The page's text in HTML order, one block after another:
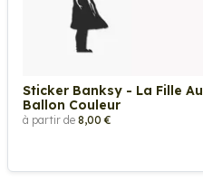
Sticker Banksy - La Fille Au
Ballon Couleur
à partir de 8,00 €